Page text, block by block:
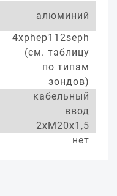
алюминий
4xphep112seph
(см. таблицу
по типам
зондов)
кабельный
ввод
2хМ20х1,5
нет